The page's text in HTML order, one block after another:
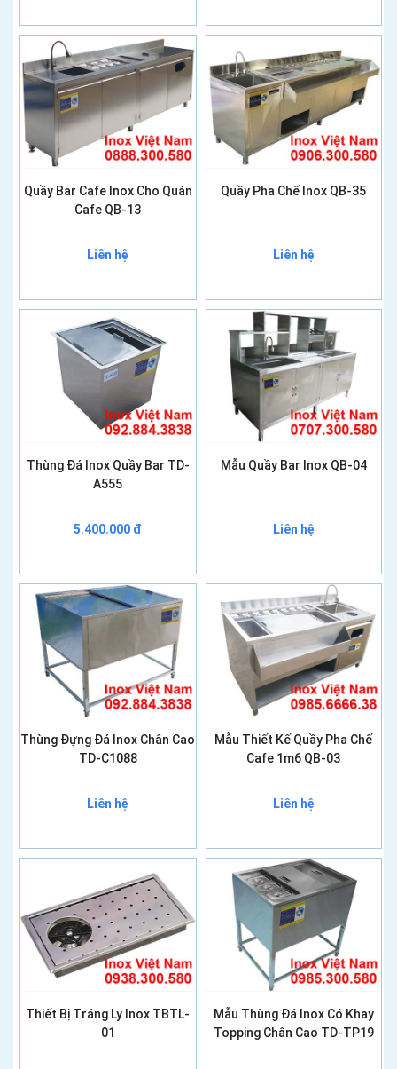
Quầy Bar Cafe Inox Cho Quán
Cafe QB-13
Liên hệ
Quầy Pha Chế Inox QB-35
Liên hệ
Thùng Đá Inox Quầy Bar TD-
A555
5.400.000 đ
Mẫu Quầy Bar Inox QB-04
Liên hệ
Thùng Đựng Đá Inox Chân Cao
TD-C1088
Liên hệ
Mẫu Thiết Kế Quầy Pha Chế
Cafe 1m6 QB-03
Liên hệ
Thiết Bị Tráng Ly Inox TBTL-
01
Mẫu Thùng Đá Inox Có Khay
Topping Chân Cao TD-TP19